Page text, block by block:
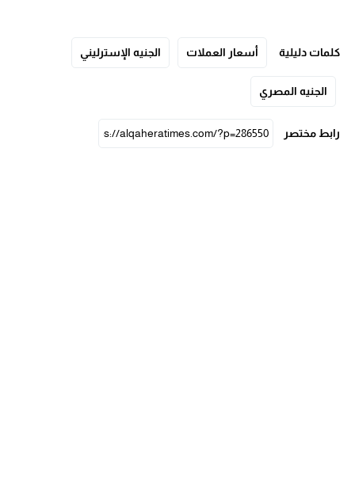
كلمات دليلية أسعار العملات الجنيه الإسترليني
الجنيه المصري
رابط مختصر